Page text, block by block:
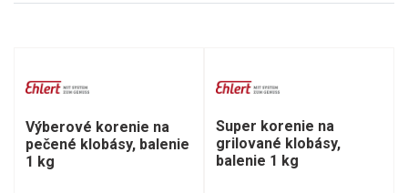
Výberové korenie na
pečené klobásy, balenie
1 kg
Super korenie na
grilované klobásy,
balenie 1 kg